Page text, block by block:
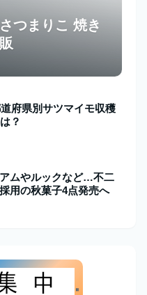
つまりこ 焼き
府県別サツマイモ収穫
？
ムやルックなど…不二
用の秋菓子4点発売へ